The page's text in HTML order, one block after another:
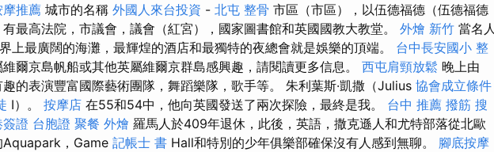
摩推薦 城市的名稱 外國人來台投資 - 北屯 整骨 市區（市區），以伍德福德（伍德福德
最高法院，市議會，議會（紅宮），國家圖書館和英國國教大教堂。 外燴 新竹 當名人
上最廣闊的海灘，最輝煌的酒店和最獨特的夜總會就是娛樂的頂端。 台中長安國小 整
爾京島帆船或其他英屬維爾京群島感興趣，請閱讀更多信息。 西屯肩頸放鬆 晚上由
的表演豐富國際藝術團隊，舞蹈樂隊，歌手等。 朱利葉斯·凱撒（Julius 協會成立條件
I）。 按摩店 在55和54中，他向英國發送了兩次探險，最終是我。 台中 推薦 撥筋 搜
簽證 台胞證 聚餐 外燴 羅馬人於409年退休，此後，英語，撒克遜人和尤特部落從北歐
Aquapark，Game 記帳士 書 Hall和特別的少年俱樂部確保沒有人感到無聊。 腳底按摩